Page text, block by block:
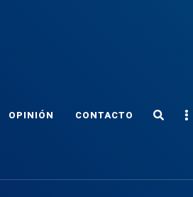
OPINIÓN CONTACTO Search